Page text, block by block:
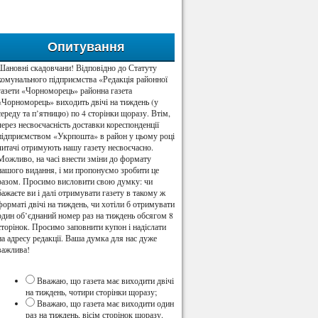
Опитування
скадовчани! Відповідно до Статуту
підприємства «Редакція районної
«Чорноморець» районна газета
виходить двічі на тиждень (у
та п’ятницю) по 4 сторінки щоразу. Втім,
несвоєчасність доставки кореспонденції
«Укрпошта» в район у цьому році
отримують нашу газету несвоєчасно.
на часі внести зміни до формату
видання, і ми пропонуємо зробити це
Просимо висловити свою думку: чи
ви і далі отримувати газету в такому ж
двічі на тиждень, чи хотіли б отримувати
об’єднаний номер раз на тиждень обсягом 8
Просимо заповнити купон і надіслати
адресу редакції. Ваша думка для нас дуже
Вважаю, що газета має виходити двічі
на тиждень, чотири сторінки щоразу;
Вважаю, що газета має виходити один
раз на тиждень, вісім сторінок щоразу.